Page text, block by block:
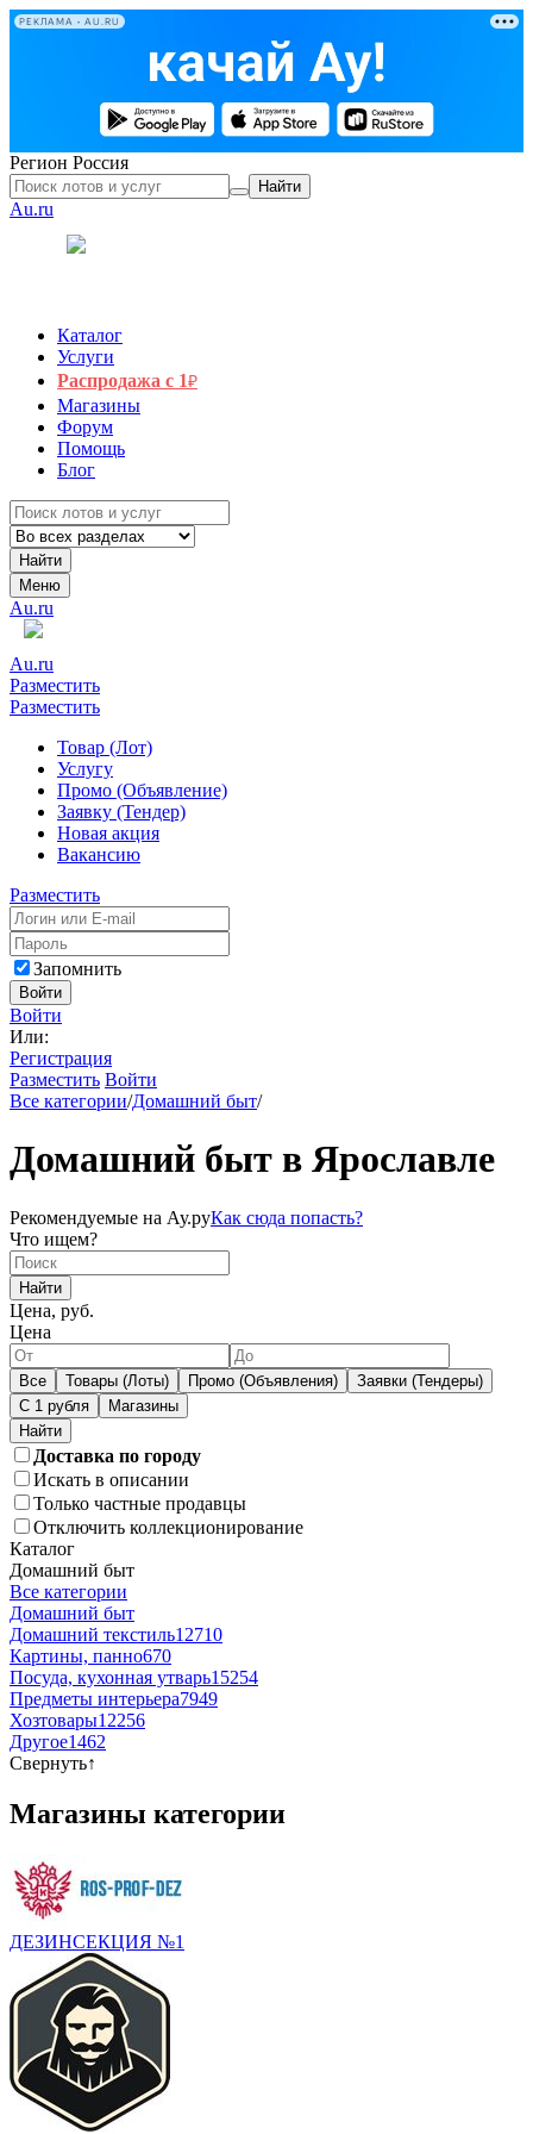
РЕКЛАМА • AU.RU
Регион Россия
Найти
Au.ru
Каталог
Услуги
Распродажа с 1₽
Магазины
Форум
Помощь
Блог
Найти
Меню
Au.ru
Au.ru
Разместить
Разместить
Товар (Лот)
Услугу
Промо (Объявление)
Заявку (Тендер)
Новая акция
Вакансию
Разместить
Запомнить
Войти
Войти
Или:
Регистрация
Разместить Войти
Все категории/Домашний быт/
Домашний быт в Ярославле
Рекомендуемые на Ау.руКак сюда попасть?
Что ищем?
Найти
Цена, руб.
Цена
Все Товары (Лоты) Промо (Объявления)
Заявки (Тендеры)
С 1 рубля
Магазины
Доставка по городу
Искать в описании
Только частные продавцы
Отключить коллекционирование
Каталог
Домашний быт
Все категории
Домашний быт
Домашний текстиль12710
Картины, панно670
Посуда, кухонная утварь15254
Предметы интерьера7949
Хозтовары12256
Другое1462
Свернуть↑
Магазины категории
ДЕЗИНСЕКЦИЯ №1